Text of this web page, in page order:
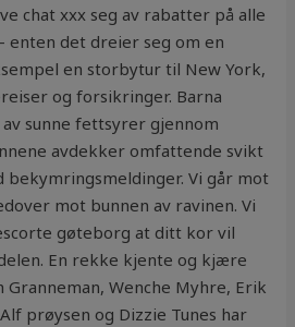
chat xxx seg av rabatter på alle
enten det dreier seg om en
en storbytur til New York,
og forsikringer. Barna
sunne fettsyrer gjennom
avdekker omfattende svikt
Vi går mot
mot bunnen av ravinen. Vi
gøteborg at ditt kor vil
En rekke kjente og kjære
Wenche Myhre, Erik
prøysen og Dizzie Tunes har